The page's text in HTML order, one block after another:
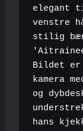
elegant
venstre
stilig
Bildet er
kamera
og
hans